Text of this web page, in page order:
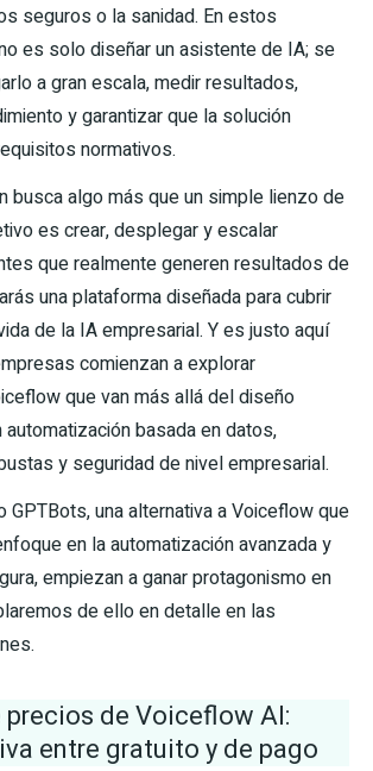
seguros o la sanidad. En estos
es solo diseñar un asistente de IA; se
a gran escala, medir resultados,
y garantizar que la solución
normativos.
busca algo más que un simple lienzo de
es crear, desplegar y escalar
que realmente generen resultados de
una plataforma diseñada para cubrir
de la IA empresarial. Y es justo aquí
comienzan a explorar
que van más allá del diseño
basada en datos,
y seguridad de nivel empresarial.
GPTBots, una alternativa a Voiceflow que
en la automatización avanzada y
empiezan a ganar protagonismo en
de ello en detalle en las
precios de Voiceflow AI:
entre gratuito y de pago